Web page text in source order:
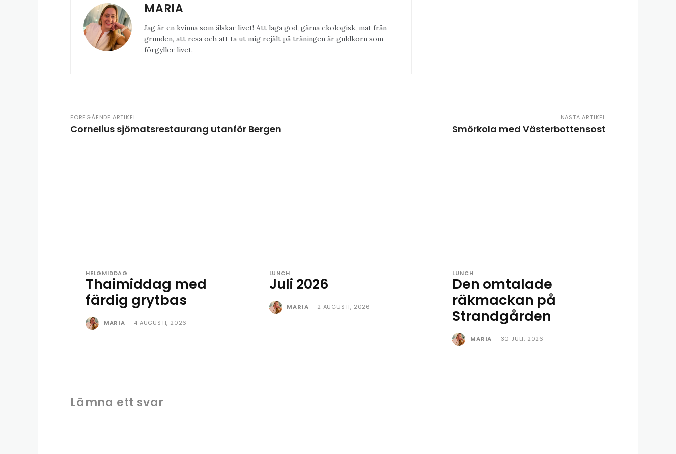
MARIA
Jag är en kvinna som älskar livet! Att laga god, gärna ekologisk, mat från
grunden, att resa och att ta ut mig rejält på träningen är guldkorn som
förgyller livet.
FÖREGÅENDE ARTIKEL
Cornelius sjömatsrestaurang utanför Bergen
NÄSTA ARTIKEL
Smörkola med Västerbottensost
HELGMIDDAG
Thaimiddag med
färdig grytbas
MARIA - 4 AUGUSTI, 2026
LUNCH
Juli 2026
MARIA - 2 AUGUSTI, 2026
LUNCH
Den omtalade
räkmackan på
Strandgården
MARIA - 30 JULI, 2026
Lämna ett svar